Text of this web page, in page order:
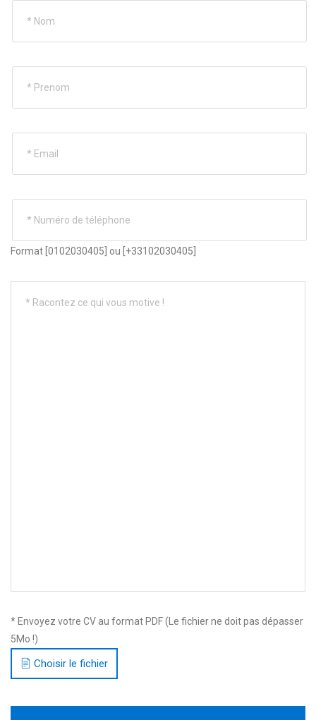
Format [0102030405] ou [+33102030405]
* Envoyez votre CV au format PDF (Le fichier ne doit pas dépasser
5Mo !)
Choisir le fichier